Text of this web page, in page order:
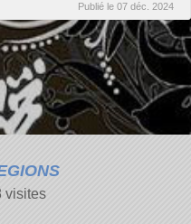
Publié le 07 déc. 2024
visites